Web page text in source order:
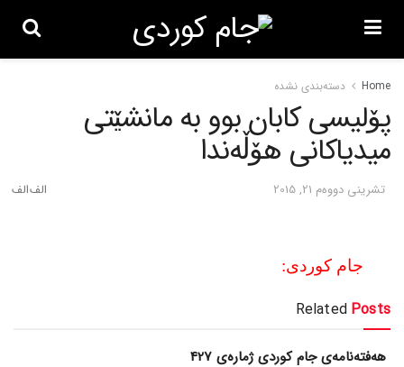
Home دسته‌بندی نشده
پۆلیسی کابان بوو به‌ مانشێتی
میدیاکانی هۆڵه‌ندا
تشرینی دووه‌م 21, 2015
جام کوردی:
Related Posts
هەفتەنامەی جام کوردی ژمارەی 427